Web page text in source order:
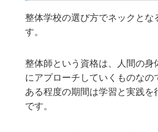
整体学校の選び方でネックとな
す。
整体師という資格は、人間の身
にアプローチしていくものなの
ある程度の期間は学習と実践を
です。